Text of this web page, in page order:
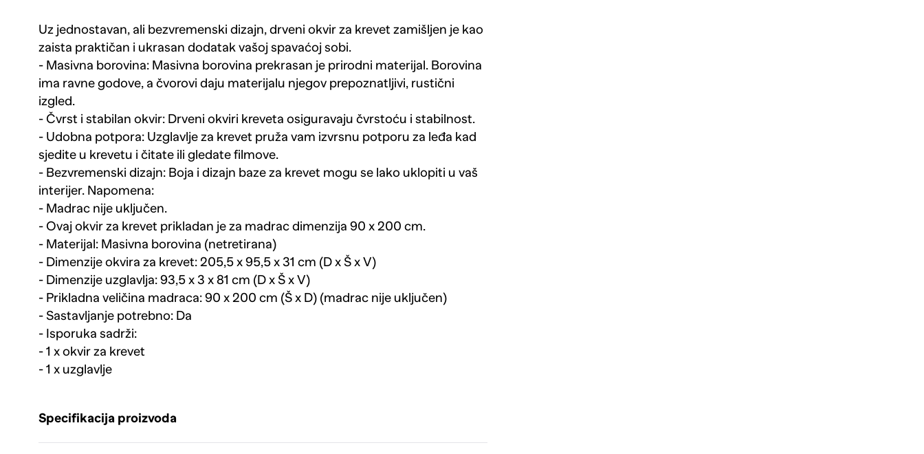
Uz jednostavan, ali bezvremenski dizajn, drveni okvir za krevet zamišljen je kao
zaista praktičan i ukrasan dodatak vašoj spavaćoj sobi.
- Masivna borovina: Masivna borovina prekrasan je prirodni materijal. Borovina
ima ravne godove, a čvorovi daju materijalu njegov prepoznatljivi, rustični
izgled.
- Čvrst i stabilan okvir: Drveni okviri kreveta osiguravaju čvrstoću i stabilnost.
- Udobna potpora: Uzglavlje za krevet pruža vam izvrsnu potporu za leđa kad
sjedite u krevetu i čitate ili gledate filmove.
- Bezvremenski dizajn: Boja i dizajn baze za krevet mogu se lako uklopiti u vaš
interijer. Napomena:
- Madrac nije uključen.
- Ovaj okvir za krevet prikladan je za madrac dimenzija 90 x 200 cm.
- Materijal: Masivna borovina (netretirana)
- Dimenzije okvira za krevet: 205,5 x 95,5 x 31 cm (D x Š x V)
- Dimenzije uzglavlja: 93,5 x 3 x 81 cm (D x Š x V)
- Prikladna veličina madraca: 90 x 200 cm (Š x D) (madrac nije uključen)
- Sastavljanje potrebno: Da
- Isporuka sadrži:
- 1 x okvir za krevet
- 1 x uzglavlje
Specifikacija proizvoda